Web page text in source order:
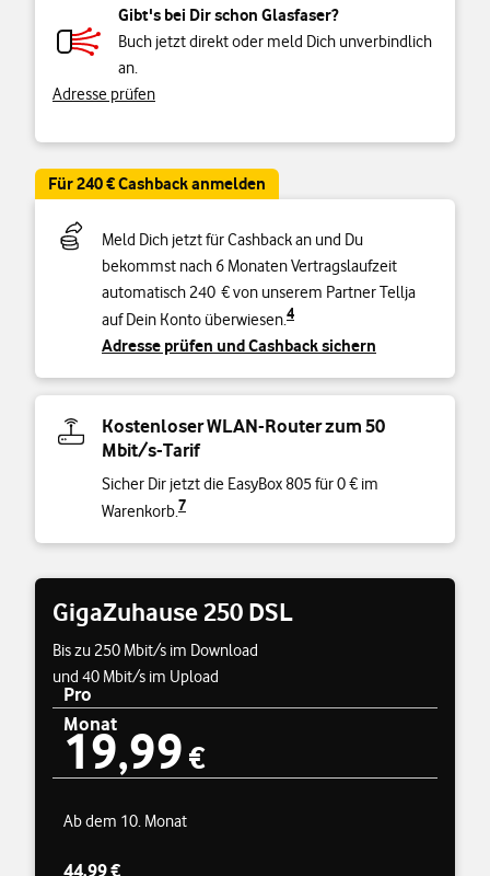
Gibt's bei Dir schon Glasfaser?
Buch jetzt direkt oder meld Dich unverbindlich
an.
Adresse prüfen
Für 240 € Cashback anmelden
Meld Dich jetzt für Cashback an und Du
bekommst nach 6 Monaten Vertragslaufzeit
automatisch 240 € von unserem Partner Tellja
auf Dein Konto überwiesen.4
Adresse prüfen und Cashback sichern
Kostenloser WLAN-Router zum 50
Mbit/s-Tarif
Sicher Dir jetzt die EasyBox 805 für 0 € im
Warenkorb.7
GigaZuhause 250 DSL
Bis zu 250 Mbit/s im Download
und 40 Mbit/s im Upload
Preisübersicht
Pro
Monat
19,99 €
19,99 €
Ab dem 10. Monat
44,99 €